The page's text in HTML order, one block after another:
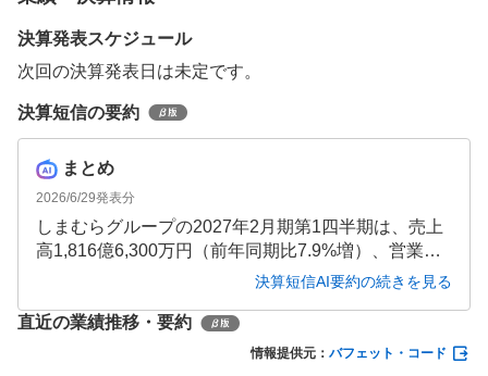
決算発表スケジュール
次回の決算発表日は未定です。
決算短信の要約
まとめ
2026/6/29発表分
しまむらグループの2027年2月期第1四半期は、売上
高1,816億6,300万円（前年同期比7.9%増）、営業利
益178億9,000万円（同16.8%増）と好調な業績とな
拡充、販売促進策の強化が奏功し、全事業セグメン
トで増収を達成。特にシャンブル事業が19.4%増と大
決算短信AI要約の続きを見る
直近の業績推移・要約
情報提供元： バフェット・コード